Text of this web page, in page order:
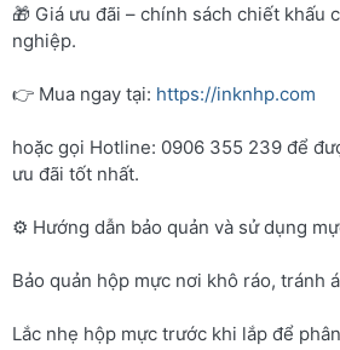
🎁 Giá ưu đãi – chính sách chiết khấu
nghiệp.
👉 Mua ngay tại: https://inknhp.com
hoặc gọi Hotline: 0906 355 239 để
ưu đãi tốt nhất.
⚙️ Hướng dẫn bảo quản và sử dụng
Bảo quản hộp mực nơi khô ráo, tránh
Lắc nhẹ hộp mực trước khi lắp để